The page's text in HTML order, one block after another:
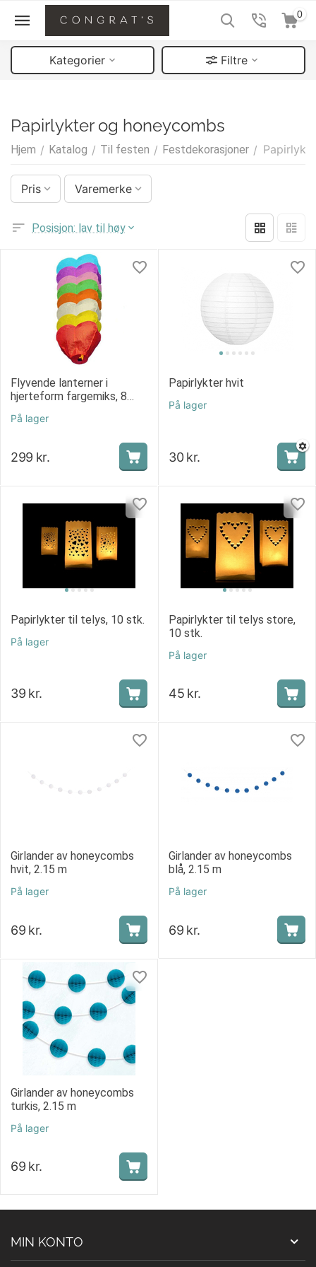
0
Kategorier Filtre
Papirlykter og honeycombs
Hjem / Katalog / Til festen / Festdekorasjoner /
Pris Varemerke
Posisjon: lav til høy
Flyvende lanterner i
hjerteform fargemiks, 8
På lager
299 kr.
Papirlykter hvit
På lager
30 kr.
Papirlykter til telys, 10 stk.
På lager
39 kr.
Papirlykter til telys store,
10 stk.
På lager
45 kr.
Girlander av honeycombs
hvit, 2.15 m
På lager
69 kr.
Girlander av honeycombs
blå, 2.15 m
På lager
69 kr.
Girlander av honeycombs
turkis, 2.15 m
På lager
69 kr.
MIN KONTO